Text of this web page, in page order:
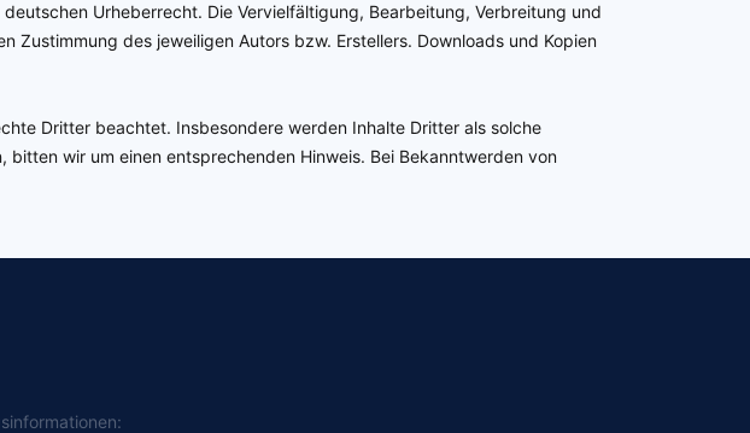
Urheberrecht. Die Vervielfältigung, Bearbeitung, Verbreitung und
des jeweiligen Autors bzw. Erstellers. Downloads und Kopien
Dritter beachtet. Insbesondere werden Inhalte Dritter als solche
wir um einen entsprechenden Hinweis. Bei Bekanntwerden von